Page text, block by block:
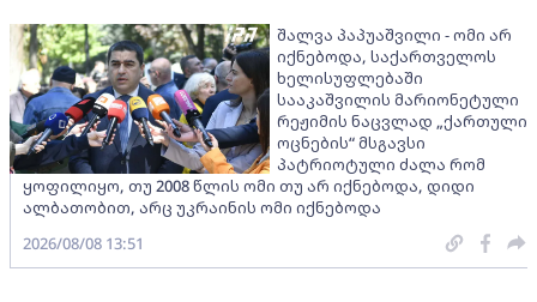
შალვა პაპუაშვილი - ომი არ
იქნებოდა, საქართველოს
ხელისუფლებაში
სააკაშვილის მარიონეტული
რეჟიმის ნაცვლად „ქართული
ოცნების“ მსგავსი
პატრიოტული ძალა რომ
ყოფილიყო, თუ 2008 წლის ომი თუ არ იქნებოდა, დიდი
ალბათობით, არც უკრაინის ომი იქნებოდა
2026/08/08 13:51